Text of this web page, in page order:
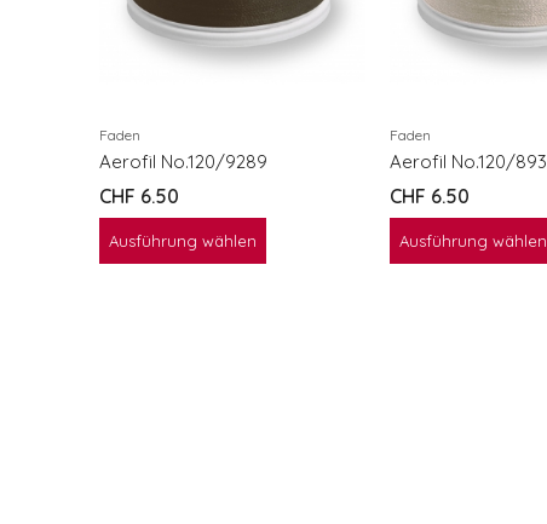
Faden
Aerofil No.120/9289
CHF 6.50
Ausführung wählen
Faden
Aerofil No.120/
CHF 6.50
Ausführung wählen